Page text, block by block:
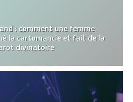
: comment une femme
la cartomancie et fait de la
divinatoire